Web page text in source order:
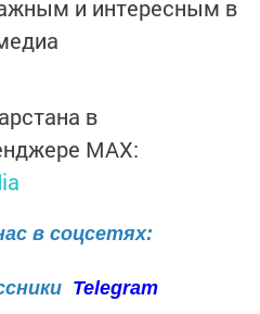
и интересным в
в
MАХ:
в соцсетях:
Telegram